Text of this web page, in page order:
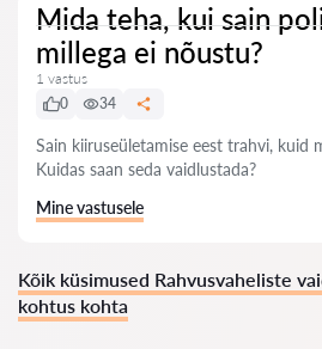
Mida teha, kui sain
millega ei nõustu?
1 vastus
0
34
Sain kiiruseületamise eest trahvi, kuid
Kuidas saan seda vaidlustada?
Mine vastusele
Kõik küsimused Rahvusvaheliste
kohtus kohta